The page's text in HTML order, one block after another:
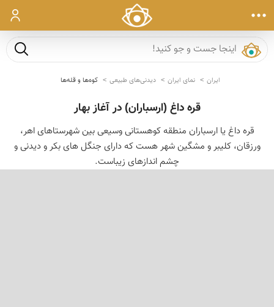
ورود
جست و
ایران نمای ایران دیدنی‌های طبیعی کوه‌ها و قله‌ها
قره داغ (ارسباران) در آغاز بهار
قره داغ یا ارسباران منطقه كوهستانی وسیعی بین شهرستاهای اهر،
ورزقان، كلیبر و مشگین شهر هست كه دارای جنگل های بكر و دیدنی و
چشم اندازهای زیباست.